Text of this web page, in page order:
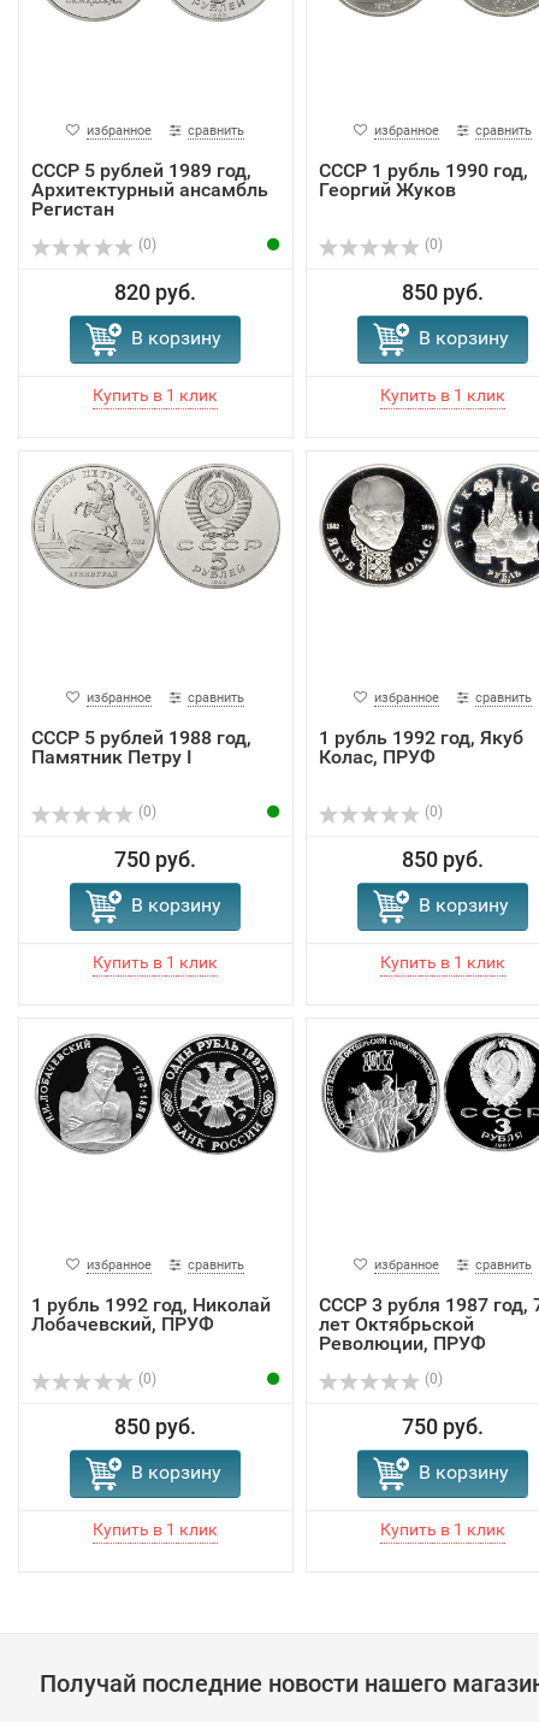
избранное сравнить
СССР 5 рублей 1989 год,
Архитектурный ансамбль
Регистан
(0)
820 руб.
В корзину
избранное сравнить
СССР 1 рубль 1990 год,
Георгий Жуков
(0)
850 руб.
В корзину
избранное сравнить
СССР 5 рублей 1988 год,
Памятник Петру I
(0)
750 руб.
В корзину
избранное сравнить
1 рубль 1992 год, Якуб
Колас, ПРУФ
(0)
850 руб.
В корзину
избранное сравнить
1 рубль 1992 год, Николай
Лобачевский, ПРУФ
(0)
850 руб.
В корзину
избранное сравнить
СССР 3 рубля 1987 год,
лет Октябрьской
Революции, ПРУФ
(0)
750 руб.
В корзину
Получай последние новости нашего